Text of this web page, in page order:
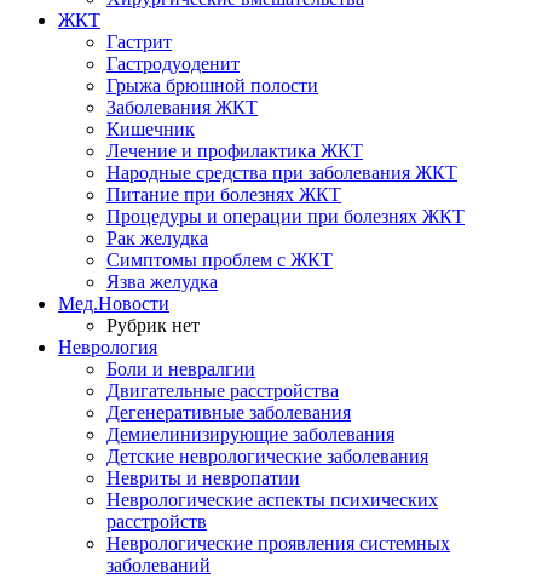
ЖКТ
Гастрит
Гастродуоденит
Грыжа брюшной полости
Заболевания ЖКТ
Кишечник
Лечение и профилактика ЖКТ
Народные средства при заболевания ЖКТ
Питание при болезнях ЖКТ
Процедуры и операции при болезнях ЖКТ
Рак желудка
Симптомы проблем с ЖКТ
Язва желудка
Мед.Новости
Рубрик нет
Неврология
Боли и невралгии
Двигательные расстройства
Дегенеративные заболевания
Демиелинизирующие заболевания
Детские неврологические заболевания
Невриты и невропатии
Неврологические аспекты психических
расстройств
Неврологические проявления системных
заболеваний